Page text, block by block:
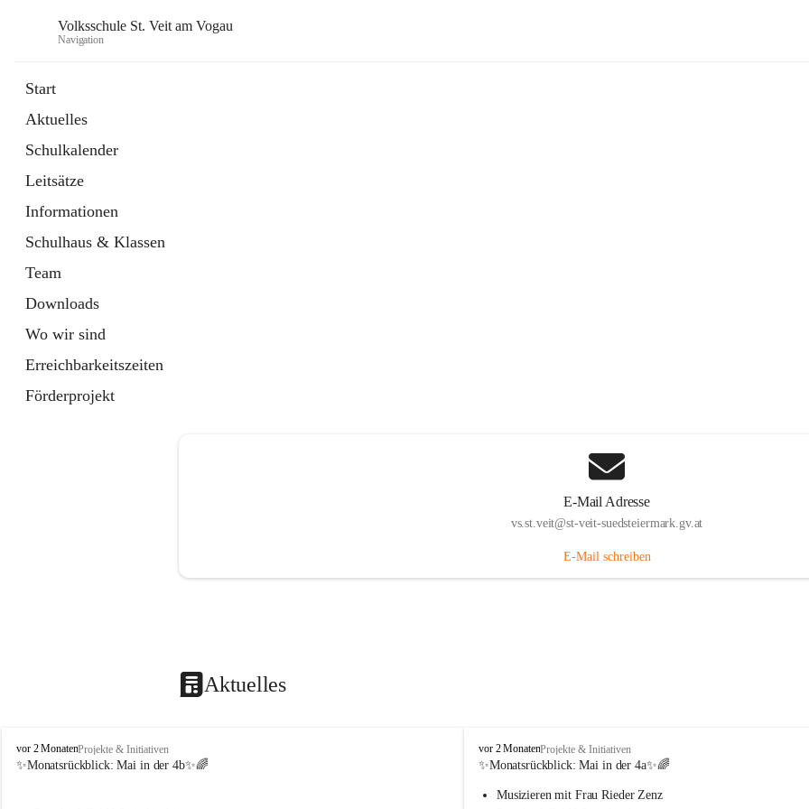
Volksschule St. Veit am Vogau
Navigation
Start
Aktuelles
Schulkalender
Leitsätze
Informationen
Schulhaus & Klassen
Team
Downloads
Wo wir sind
Erreichbarkeitszeiten
Förderprojekt
E-Mail Adresse
vs.st.veit@st-veit-suedsteiermark.gv.at
E-Mail schreiben
Aktuelles
V
o
vor 2 MonatenProjekte & Initiativen
✨Monatsrückblick: Mai in der 4b✨🌈
V
o
k
vor 2 MonatenProjekte & Initiativen
✨Monatsrückblick: Mai in der 4a✨🌈
Musizieren mit Frau Rieder Zenz